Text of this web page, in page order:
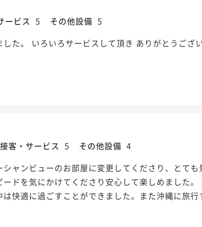
ービス 5 その他設備 5
た。 いろいろサービスして頂き ありがとうござい
接客・サービス 5 その他設備 4
ャンビューのお部屋に変更してくださり、とても
ドを気にかけてくださり安心して楽しめました。
快適に過ごすことができました。また沖縄に旅行